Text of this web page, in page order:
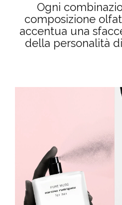
Ogni
composizione
accentua una
della personalità